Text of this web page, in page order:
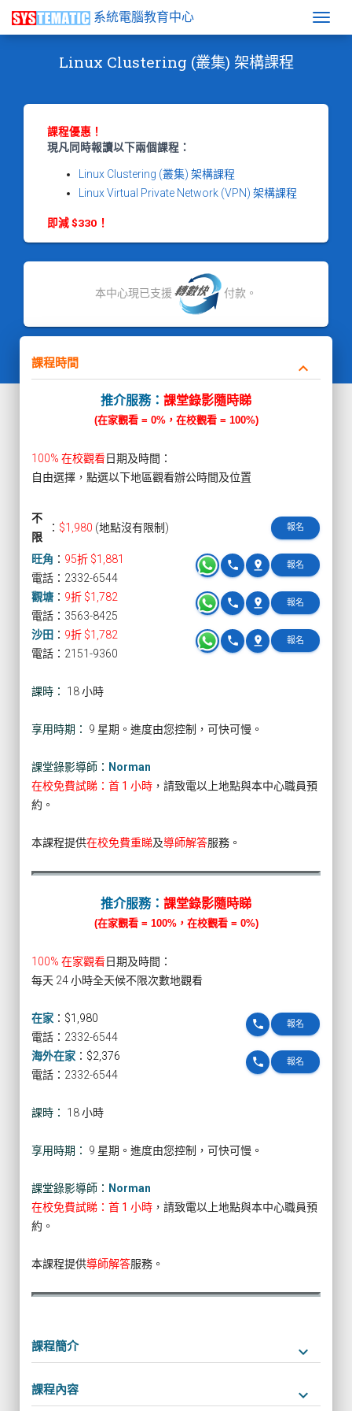
系統電腦教育中心
Linux Clustering (叢集) 架構課程
課程優惠！
現凡同時報讀以下兩個課程：
Linux Clustering (叢集) 架構課程
Linux Virtual Private Network (VPN) 架構課程
即減 $330！
本中心現已支援 付款。
課程時間 keyboard_arrow_down
推介服務： 課堂錄影隨時睇
(在家觀看 = 0%，在校觀看 = 100%)
100% 在校觀看日期及時間：
自由選擇，點選以下地區觀看辦公時間及位置
不
限
： $1,980 (地點沒有限制) 報名
旺角 ： 95折 $1,881 報名
pin_drop
phone
電話：2332-6544
觀塘 ： 9折 $1,782 報名
pin_drop
phone
電話：3563-8425
沙田 ： 9折 $1,782 報名
pin_drop
phone
電話：2151-9360
課時： 18 小時
享用時期： 9 星期。進度由您控制，可快可慢。
課堂錄影導師： Norman
在校免費試睇：首 1 小時 ，請致電以上地點與本中心職員預
約。
本課程提供在校免費重睇及導師解答服務。
推介服務： 課堂錄影隨時睇
(在家觀看 = 100%，在校觀看 = 0%)
100% 在家觀看日期及時間：
每天 24 小時全天候不限次數地觀看
在家 ： $1,980 報名
phone
電話：2332-6544
海外在家 ： $2,376 報名
phone
電話：2332-6544
課時： 18 小時
享用時期： 9 星期。進度由您控制，可快可慢。
課堂錄影導師： Norman
在校免費試睇：首 1 小時 ，請致電以上地點與本中心職員預
約。
本課程提供導師解答服務。
課程簡介 keyboard_arrow_down
課程內容 keyboard_arrow_down